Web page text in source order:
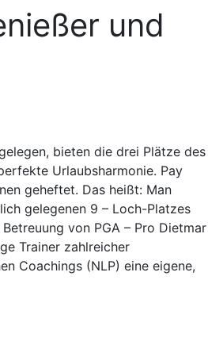
und
bieten die drei Plätze des
Urlaubsharmonie. Pay
geheftet. Das heißt: Man
gelegenen 9 – Loch-Platzes
von PGA – Pro Dietmar
Trainer zahlreicher
Coachings (NLP) eine eigene,